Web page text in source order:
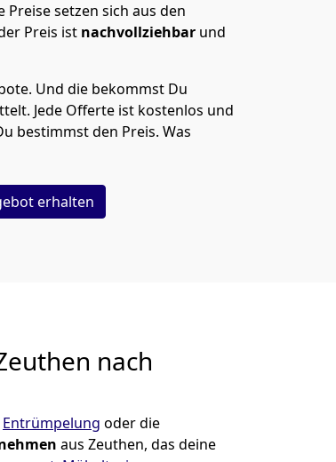
Preise setzen sich aus den
Preis ist nachvollziehbar und
Und die bekommst Du
Jede Offerte ist kostenlos und
bestimmst den Preis. Was
erhalten
nach
Entrümpelung oder die
aus Zeuthen, das deine